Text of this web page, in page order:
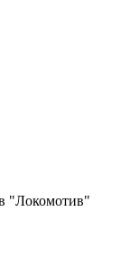
"Локомотив"